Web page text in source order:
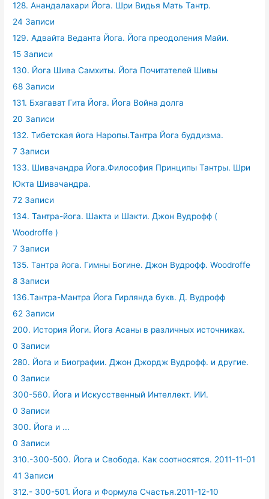
128. Анандалахари Йога. Шри Видья Мать Тантр.
24 Записи
129. Адвайта Веданта Йога. Йога преодоления Майи.
15 Записи
130. Йога Шива Самхиты. Йога Почитателей Шивы
68 Записи
131. Бхагават Гита Йога. Йога Война долга
20 Записи
132. Тибетская йога Наропы.Тантра Йога буддизма.
7 Записи
133. Шивачандра Йога.Философия Принципы Тантры. Шри
Юкта Шивачандра.
72 Записи
134. Тантра-йога. Шакта и Шакти. Джон Вудрофф (
Woodroffe )
7 Записи
135. Тантра йога. Гимны Богине. Джон Вудрофф. Woodroffe
8 Записи
136.Тантра-Мантра Йога Гирлянда букв. Д. Вудрофф
62 Записи
200. История Йоги. Йога Асаны в различных источниках.
0 Записи
280. Йога и Биографии. Джон Джордж Вудрофф. и другие.
0 Записи
300-560. Йога и Искусственный Интеллект. ИИ.
0 Записи
300. Йога и ...
0 Записи
310.-300-500. Йога и Свобода. Как соотносятся. 2011-11-01
41 Записи
312.- 300-501. Йога и Формула Счастья.2011-12-10